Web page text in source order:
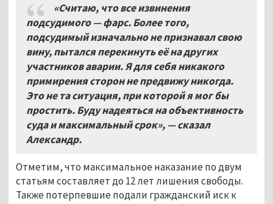
«Считаю, что все извинения
подсудимого — фарс. Более того,
подсудимый изначально не признавал свою
вину, пытался перекинуть её на других
участников аварии. Я для себя никакого
примирения сторон не предвижу никогда.
Это не та ситуация, при которой я мог бы
простить. Буду надеяться на объективность
суда и максимальный срок», — сказал
Александр.
Отметим, что максимальное наказание по двум
статьям составляет до 12 лет лишения свободы.
Также потерпевшие подали гражданский иск к